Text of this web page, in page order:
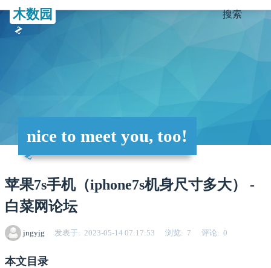
木数园 搜索
nice to meet you, too!
苹果7s手机（iphone7s机身尺寸多大） -
白菜网论坛
jngyjg 发表于 2023-05-14 07:17:53 浏览 7 评论 0
本文目录